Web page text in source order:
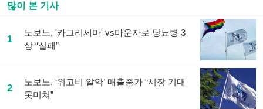
많이 본 기사
1
노보노, '카그리세마' vs마운자로 당뇨병 3
상 “실패”
2
노보노, ‘위고비 알약’ 매출증가 “시장 기대
못미쳐”